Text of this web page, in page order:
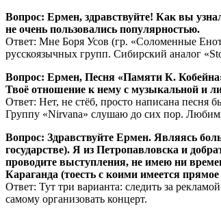
Вопрос: Ермен, здравствуйте! Как вы
не очень пользовались популярностью.
Ответ: Мне Боря Усов (гр. «Соломенные
русскоязычных групп. Сибирский аналог
Вопрос: Ермен, Песня «Памяти К.
Твоё отношение к нему с музыкальной и
Ответ: Нет, не стёб, просто написана песня
Группу «Nirvana» слушаю до сих пор.
Вопрос: Здравствуйте Ермен. Являясь
государстве). Я из Петропавловска и
проводите выступления, не имею ни
Караганда (тоесть с коими имеется
Ответ: Тут три варианта: следить за
самому организовать концерт.